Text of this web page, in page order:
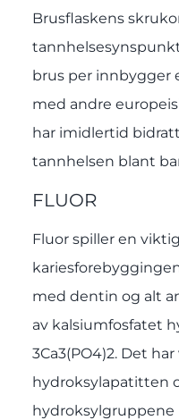
Brusflaskens
brus per innbygger
med andre
har imidlertid
tannhelsen blant
FLUOR
Fluor spiller en
med dentin og alt
av kalsiumfosfatet
3Ca3(PO4)2. Det
hydroksylapatitten
hydroksylgruppene